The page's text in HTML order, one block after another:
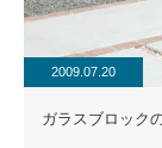
2009.07.20
ガラスブロック